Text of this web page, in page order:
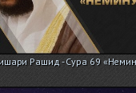
Рашид - Сура 69